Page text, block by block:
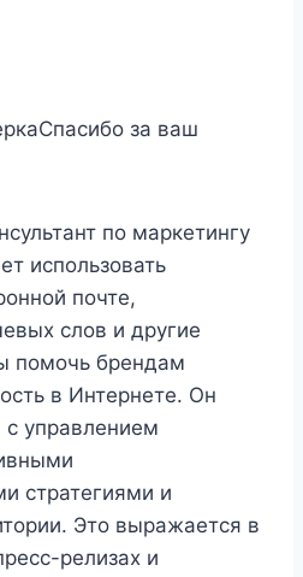
за ваш
по маркетингу
использовать
почте,
слов и другие
помочь брендам
в Интернете. Он
с управлением
стратегиями и
Это выражается в
релизах и